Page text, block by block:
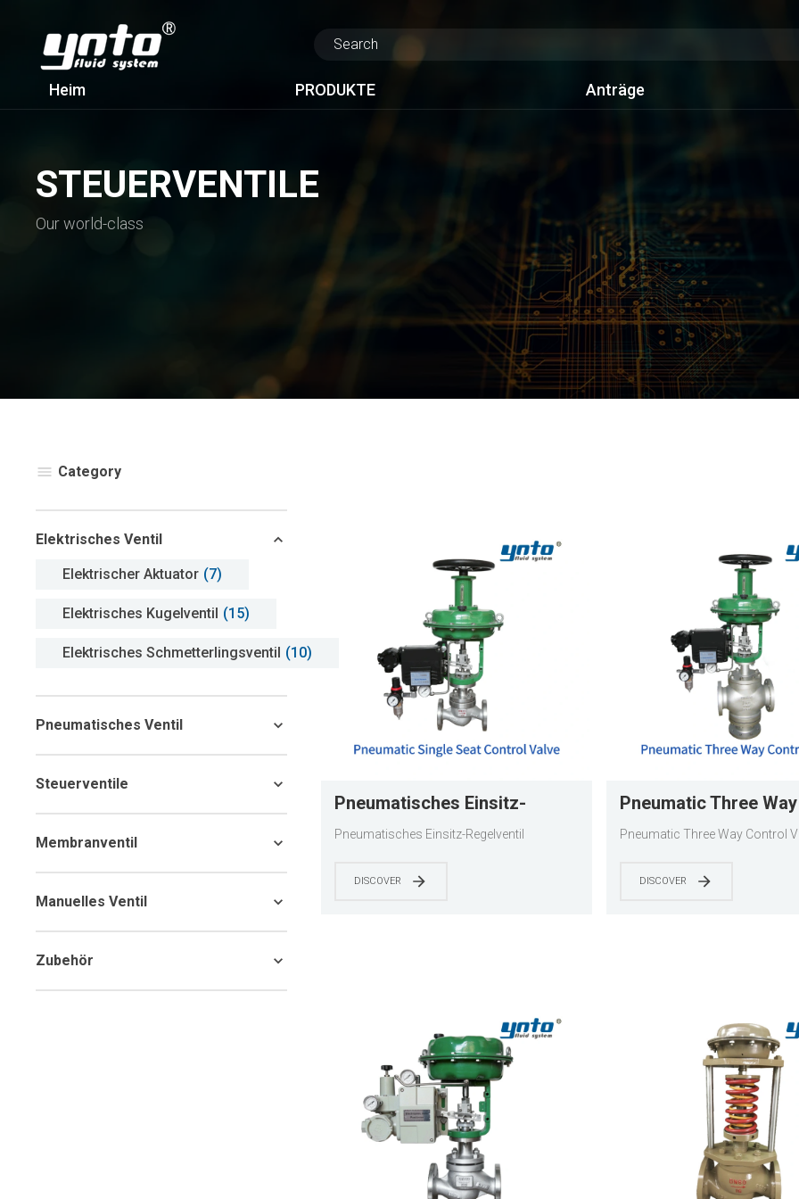
Heim PRODUKTE Anträge
STEUERVENTILE
Our world-class
Category
Elektrisches Ventil
Elektrischer Aktuator (7)
Elektrisches Kugelventil (15)
Elektrisches Schmetterlingsventil (10)
Pneumatisches Ventil
Steuerventile
Membranventil
Manuelles Ventil
Zubehör
Pneumatisches Einsitz-
Regelventil
Pneumatisches Einsitz-Regelventil
DISCOVER
Pneumatic Three
Valve
Pneumatic Three Way Control
DISCOVER